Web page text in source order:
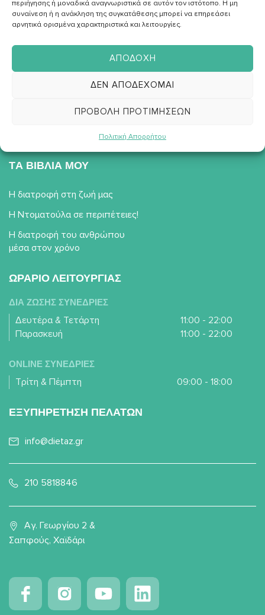
περιήγησης ή μοναδικά αναγνωριστικά σε αυτόν τον ιστότοπο. Η μη
συναίνεση ή η ανάκληση της συγκατάθεσης μπορεί να επηρεάσει
αρνητικά ορισμένα χαρακτηριστικά και λειτουργίες.
ΑΠΟΔΟΧΉ
ΔΕΝ ΑΠΟΔΈΧΟΜΑΙ
ΠΡΟΒΟΛΉ ΠΡΟΤΙΜΉΣΕΩΝ
Πολιτική Απορρήτου
ΣΧΕΤΙΚΑ ΜΕ ΕΜΕΝΑ
Diet Online
#διατροφο_blog
TΑ ΒΙΒΛΙΑ ΜΟΥ
Η διατροφή στη ζωή μας
Η Ντοματούλα σε περιπέτειες!
Η διατροφή του ανθρώπου
μέσα στον χρόνο
ΩΡΑΡΙΟ ΛΕΙΤΟΥΡΓΙΑΣ
ΔΙΑ ΖΩΣΗΣ ΣΥΝΕΔΡΙΕΣ
Δευτέρα & Τετάρτη
11:00 - 22:00
Παρασκευή
11:00 - 22:00
ONLINE ΣΥΝΕΔΡΙΕΣ
Τρίτη & Πέμπτη 09:00 - 18:00
ΕΞΥΠΗΡΕΤΗΣΗ ΠΕΛΑΤΩΝ
info@dietaz.gr
210 5818846
Αγ. Γεωργίου 2 &
Σαπφούς, Χαϊδάρι